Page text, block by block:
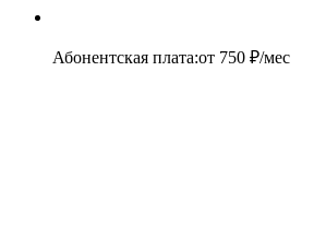
Абонентская плата:от 750 ₽/мес